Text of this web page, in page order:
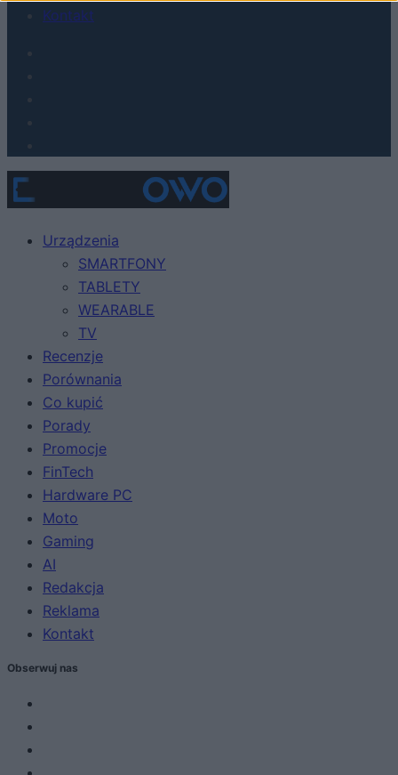
Kontakt
Urządzenia
SMARTFONY
TABLETY
WEARABLE
TV
Recenzje
Porównania
Co kupić
Porady
Promocje
FinTech
Hardware PC
Moto
Gaming
AI
Redakcja
Reklama
Kontakt
Obserwuj nas